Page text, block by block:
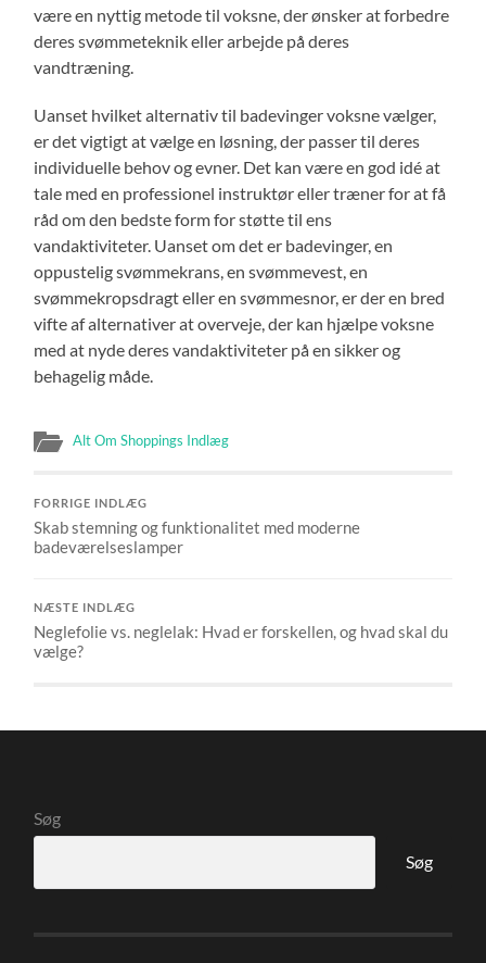
være en nyttig metode til voksne, der ønsker at forbedre
deres svømmeteknik eller arbejde på deres
vandtræning.
Uanset hvilket alternativ til badevinger voksne vælger,
er det vigtigt at vælge en løsning, der passer til deres
individuelle behov og evner. Det kan være en god idé at
tale med en professionel instruktør eller træner for at få
råd om den bedste form for støtte til ens
vandaktiviteter. Uanset om det er badevinger, en
oppustelig svømmekrans, en svømmevest, en
svømmekropsdragt eller en svømmesnor, er der en bred
vifte af alternativer at overveje, der kan hjælpe voksne
med at nyde deres vandaktiviteter på en sikker og
behagelig måde.
Alt Om Shoppings Indlæg
FORRIGE INDLÆG
Skab stemning og funktionalitet med moderne
badeværelseslamper
NÆSTE INDLÆG
Neglefolie vs. neglelak: Hvad er forskellen, og hvad skal du
vælge?
Søg
Søg